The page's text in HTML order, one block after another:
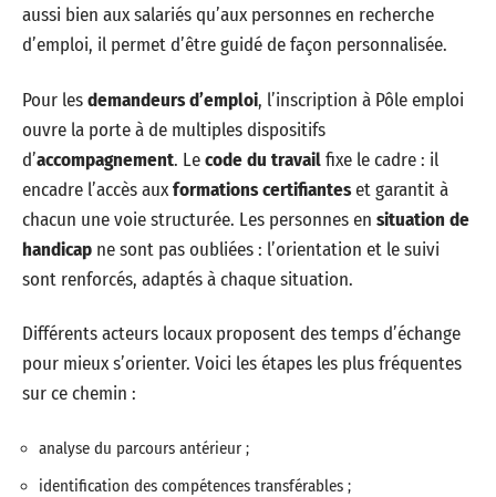
aussi bien aux salariés qu’aux personnes en recherche
d’emploi, il permet d’être guidé de façon personnalisée.
Pour lesdemandeurs d’emploi, l’inscription à Pôle emploi
ouvre la porte à de multiples dispositifs
d’accompagnement. Lecode du travailfixe le cadre : il
encadre l’accès auxformations certifianteset garantit à
chacun une voie structurée. Les personnes en situation de
handicap ne sont pas oubliées : l’orientation et le suivi
sont renforcés, adaptés à chaque situation.
Différents acteurs locaux proposent des temps d’échange
pour mieux s’orienter. Voici les étapes les plus fréquentes
sur ce chemin :
analyse du parcours antérieur ;
identification des compétences transférables ;